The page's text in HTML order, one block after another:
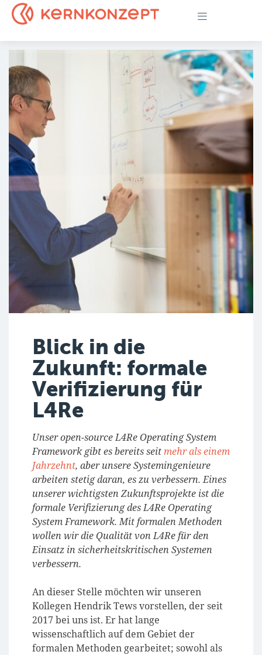
Blick in die
Zukunft: formale
Verifizierung für
L4Re
Unser open-source L4Re Operating System
Framework gibt es bereits seitmehr als einem
Jahrzehnt, aber unsere Systemingenieure
arbeiten stetig daran, es zu verbessern. Eines
unserer wichtigsten Zukunftsprojekte ist die
formale Verifizierung des L4Re Operating
System Framework. Mit formalen Methoden
wollen wir die Qualität von L4Re für den
Einsatz in sicherheitskritischen Systemen
verbessern.
An dieser Stelle möchten wir unseren
Kollegen Hendrik Tews vorstellen, der seit
2017 bei uns ist. Er hat lange
wissenschaftlich auf dem Gebiet der
formalen Methoden gearbeitet; sowohl als